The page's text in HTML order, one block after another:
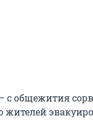
с общежития
жителей